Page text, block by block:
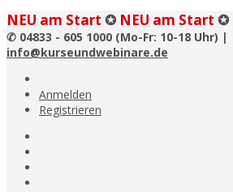
NEU am Start ✪ NEU am Start ✪
✆ 04833 - 605 1000 (Mo-Fr: 10-18 Uhr) |
info@kurseundwebinare.de
Anmelden
Registrieren